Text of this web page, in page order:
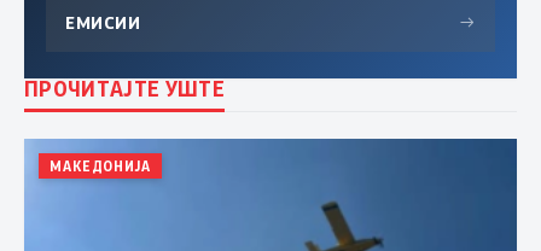
ЕМИСИИ →
ПРОЧИТАЈТЕ УШТЕ
МАКЕДОНИЈА